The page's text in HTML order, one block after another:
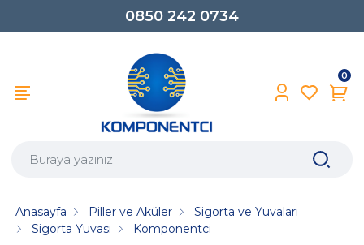
0850 242 0734
0
Anasayfa Piller ve Aküler
Sigorta ve Yuvaları
Sigorta Yuvası
Komponentci